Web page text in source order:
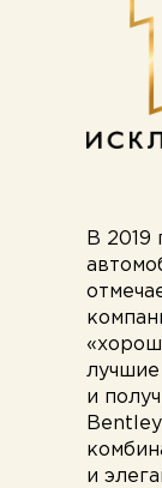
В 2019
лучшие
и
и